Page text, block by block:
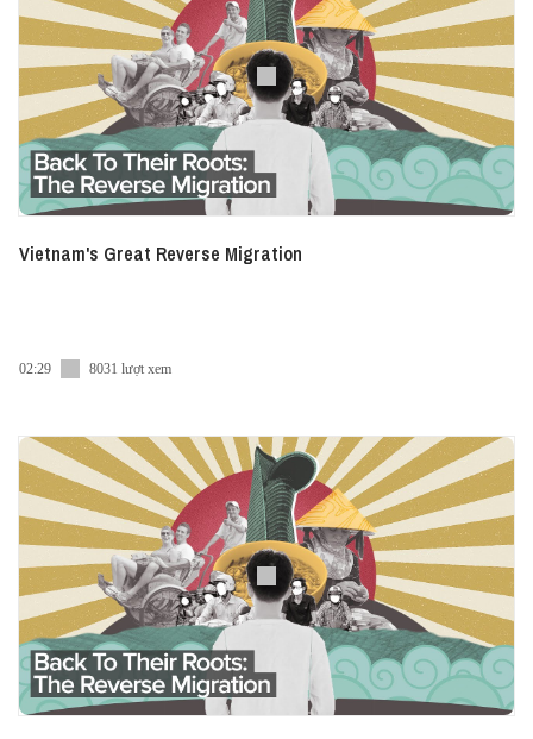
Vietnam's Great Reverse Migration
02:29 8031 lượt xem